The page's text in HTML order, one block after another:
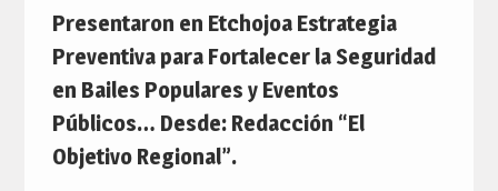
Presentaron en Etchojoa Estrategia
Preventiva para Fortalecer la Seguridad
en Bailes Populares y Eventos
Públicos… Desde: Redacción “El
Objetivo Regional”.